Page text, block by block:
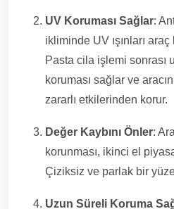
UV Koruması Sağlar:
ikliminde UV ışınları
Pasta cila işlemi sonrası
koruması sağlar ve
zararlı etkilerinden korur.
Değer Kaybını Önler:
korunması, ikinci el
Çiziksiz ve parlak bir
Uzun Süreli Koruma